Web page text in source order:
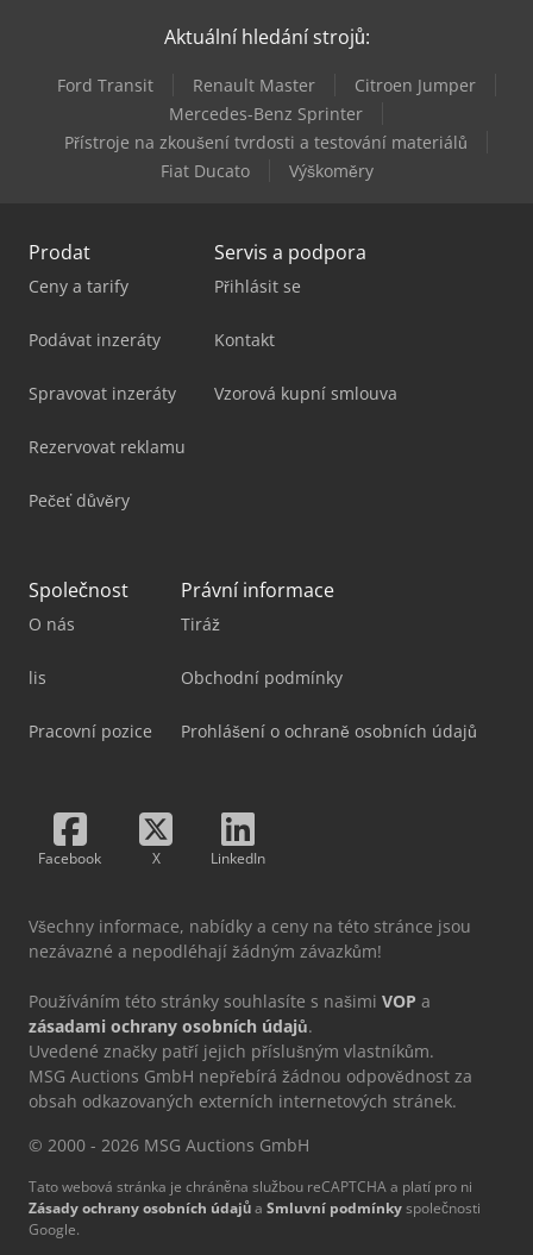
Jlg 1350Sjp
Jlg H340Aj
Aktuální hledání strojů:
Ford Transit Renault Master
Citroen Jumper
Mercedes-Benz Sprinter
Přístroje na zkoušení tvrdosti a testování materiálů
Fiat Ducato
Výškoměry
Prodat
Ceny a tarify
Podávat inzeráty
Spravovat inzeráty
Rezervovat reklamu
Pečeť důvěry
Servis a podpora
Přihlásit se
Kontakt
Vzorová kupní smlouva
Společnost
O nás
lis
Pracovní pozice
Právní informace
Tiráž
Obchodní podmínky
Prohlášení o ochraně osobních údajů
Facebook X LinkedIn
Všechny informace, nabídky a ceny na této stránce jsou
nezávazné a nepodléhají žádným závazkům!
Používáním této stránky souhlasíte s našimi VOP a
zásadami ochrany osobních údajů.
Uvedené značky patří jejich příslušným vlastníkům.
MSG Auctions GmbH nepřebírá žádnou odpovědnost za
obsah odkazovaných externích internetových stránek.
© 2000 - 2026 MSG Auctions GmbH
Tato webová stránka je chráněna službou reCAPTCHA a platí pro ni
Zásady ochrany osobních údajůa Smluvní podmínkyspolečnosti
Google.